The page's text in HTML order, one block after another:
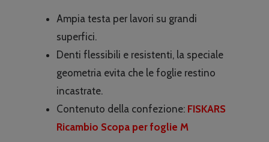
originale
era:
€17.00.
attuale
€11.50.
Ampia testa per lavori su grandi
superfici.
Denti flessibili e resistenti, la speciale
geometria evita che le foglie restino
incastrate.
Contenuto della confezione: FISKARS
Ricambio Scopa per foglie M